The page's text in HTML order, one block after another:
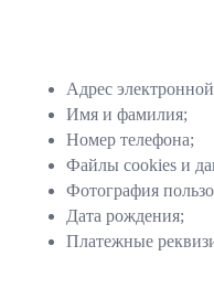
Адрес
Имя и фамилия;
Номер телефона;
Файлы cookies и
Фотография
Дата рождения;
Платежные